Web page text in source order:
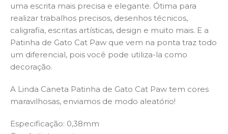
uma escrita mais precisa e elegante. Ótima para
realizar trabalhos precisos, desenhos técnicos,
caligrafia, escritas artísticas, design e muito mais. E a
Patinha de Gato Cat Paw que vem na ponta traz todo
um diferencial, pois você pode utiliza-la como
decoração.
A Linda Caneta Patinha de Gato Cat Paw tem cores
maravilhosas, enviamos de modo aleatório!
Especificação: 0,38mm